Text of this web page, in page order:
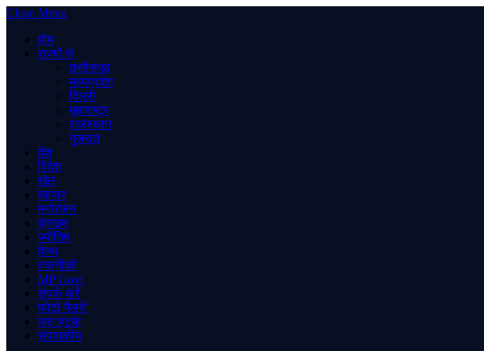
Close Menu
होम
राज्यों से
छत्तीसगढ़
मध्यप्रदेश
दिल्ली
महाराष्ट्र
राजस्थान
गुजरात
देश
विदेश
खेल
व्यापार
मनोरंजन
क्राइम
ज्योतिष
हेल्थ
तकनीकी
MP Govt
संपर्क करें
फोटो गैलरी
जरा हटके
संपादकीय